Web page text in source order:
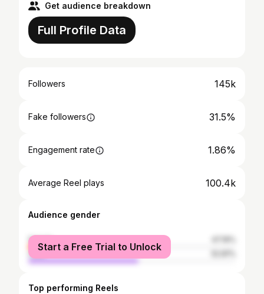
Get audience breakdown
Full Profile Data
Followers 145k
Fake followers 31.5%
Engagement rate 1.86%
Average Reel plays 100.4k
Audience gender
female
male
Start a Free Trial to Unlock
Top performing Reels